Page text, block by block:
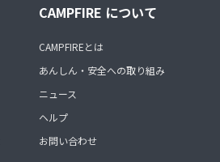
CAMPFIRE について
CAMPFIREとは
あんしん・安全への取り組み
ニュース
ヘルプ
お問い合わせ